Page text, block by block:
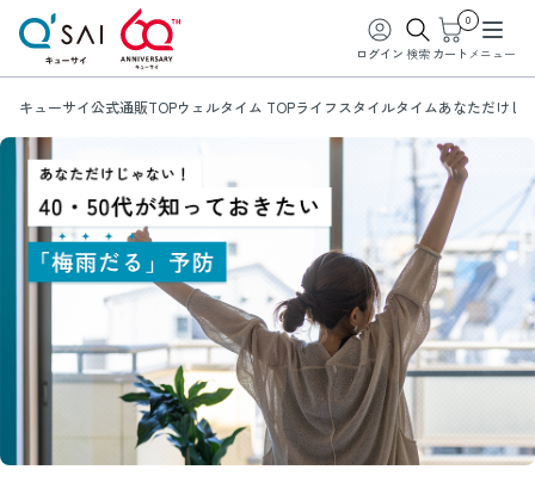
ログイン 検索
0
カート メニュー
キューサイ公式通販TOPウェルタイム TOPライフスタイルタイムあなただけじ